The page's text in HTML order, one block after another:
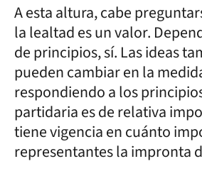
A esta altura, cabe
la lealtad es un valor.
de principios, sí. Las ideas
pueden cambiar en la
respondiendo a los
partidaria es de relativa
tiene vigencia en cuánto
representantes la impronta